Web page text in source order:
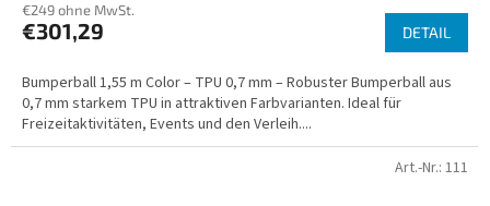
€249 ohne MwSt.
€301,29 DETAIL
Bumperball 1,55 m Color – TPU 0,7 mm – Robuster Bumperball aus
0,7 mm starkem TPU in attraktiven Farbvarianten. Ideal für
Freizeitaktivitäten, Events und den Verleih....
Art.-Nr.: 111